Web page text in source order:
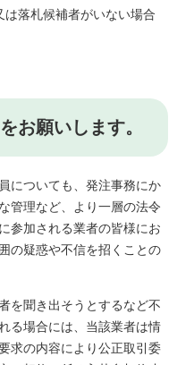
落札候補者がいない場合
お願いします。
についても、発注事務にか
管理など、より一層の法令
参加される業者の皆様にお
の疑惑や不信を招くことの
を聞き出そうとするなど不
る場合には、当該業者は情
求の内容により公正取引委